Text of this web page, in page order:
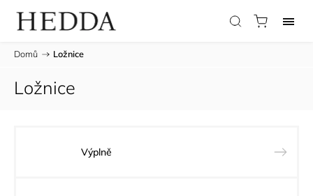
Domů / Ložnice
Ložnice
Výplně